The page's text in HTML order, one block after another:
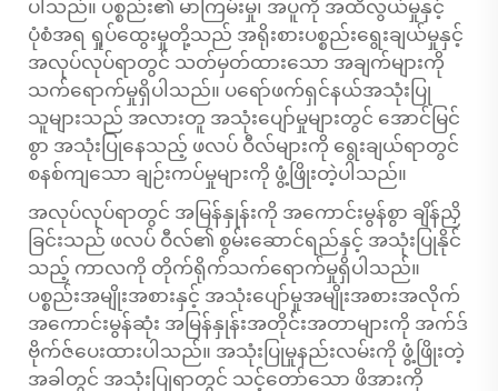
ပါသည်။ ပစ္စည်း၏ မာကြမ်းမှု၊ အပူကို အထိလွယ်မှုနှင့်
ပုံစံအရ ရှုပ်ထွေးမှုတို့သည် အရိုးစားပစ္စည်းရွေးချယ်မှုနှင့်
အလုပ်လုပ်ရာတွင် သတ်မှတ်ထားသော အချက်များကို
သက်ရောက်မှုရှိပါသည်။ ပရော်ဖက်ရှင်နယ်အသုံးပြု
သူများသည် အလားတူ အသုံးပျော်မှုများတွင် အောင်မြင်
စွာ အသုံးပြုနေသည့် ဖလပ် ဝီလ်များကို ရွေးချယ်ရာတွင်
စနစ်ကျသော ချဉ်းကပ်မှုများကို ဖွံ့ဖြိုးတဲ့ပါသည်။
အလုပ်လုပ်ရာတွင် အမြန်နှုန်းကို အကောင်းမွန်စွာ ချိန်ညှိ
ခြင်းသည် ဖလပ် ဝီလ်၏ စွမ်းဆောင်ရည်နှင့် အသုံးပြုနိုင်
သည့် ကာလကို တိုက်ရိုက်သက်ရောက်မှုရှိပါသည်။
ပစ္စည်းအမျိုးအစားနှင့် အသုံးပျော်မှုအမျိုးအစားအလိုက်
အကောင်းမွန်ဆုံး အမြန်နှုန်းအတိုင်းအတာများကို အက်ဒ်
ဗိုက်ဇ်ပေးထားပါသည်။ အသုံးပြုမှုနည်းလမ်းကို ဖွံ့ဖြိုးတဲ့
အခါတွင် အသုံးပြုရာတွင် သင့်တော်သော ဖိအားကို